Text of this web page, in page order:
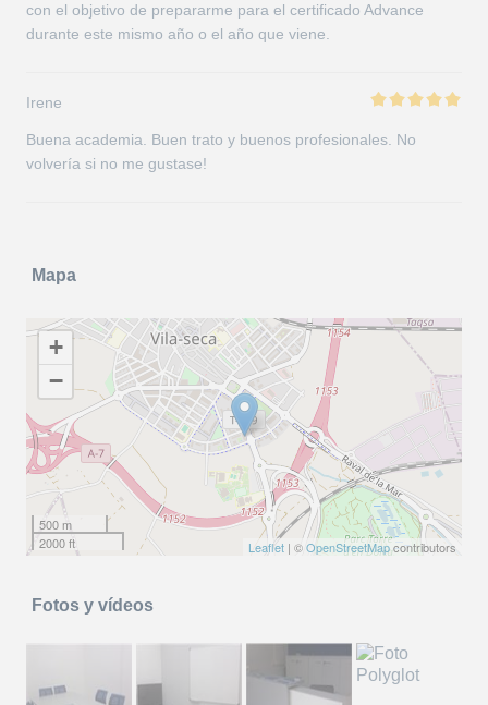
con el objetivo de prepararme para el certificado Advance
durante este mismo año o el año que viene.
Irene
Buena academia. Buen trato y buenos profesionales. No
volvería si no me gustase!
Mapa
+
−
500 m
2000 ft
Leaflet | ©OpenStreetMapcontributors
Fotos y vídeos